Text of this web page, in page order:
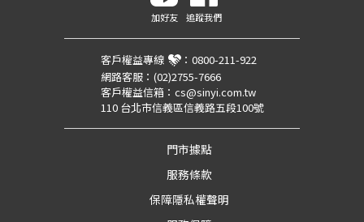
加好友 追蹤我們
客戶權益專線 ： 0800-211-922
網路客服： (02)2755-7666
客戶權益信箱： cs@sinyi.com.tw
110 台北市信義區信義路五段100號
門市據點
服務條款
保障隱私權聲明